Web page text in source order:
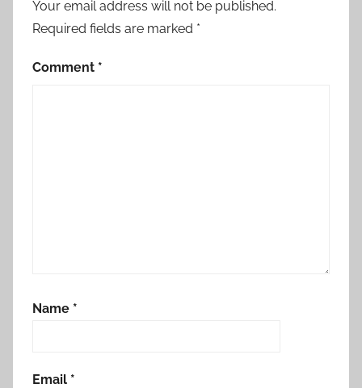
Your email address will not be published.
Required fields are marked *
Comment *
Name *
Email *